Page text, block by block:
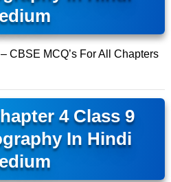
– CBSE MCQ’s For All Chapters
4 Class 9
In Hindi